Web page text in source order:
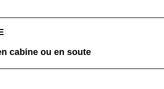
cabine ou en soute